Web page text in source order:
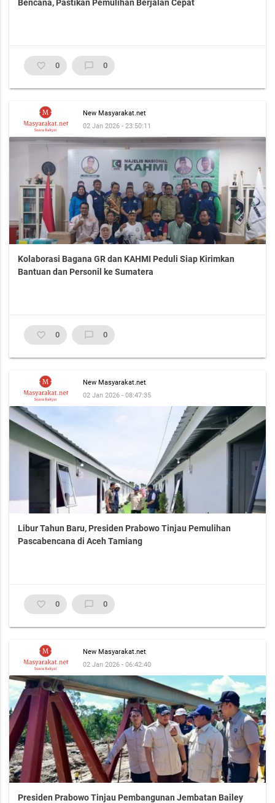
Bencana, Pastikan Pemulihan Berjalan Cepat
favorite_border 0 chat_bubble_outline 0
New Masyarakat.net
02 Jan 2026 - 23:50:11
Kolaborasi Bagana GR dan KAHMI Peduli Siap Kirimkan
Bantuan dan Personil ke Sumatera
favorite_border 0 chat_bubble_outline 0
New Masyarakat.net
02 Jan 2026 - 08:47:35
Libur Tahun Baru, Presiden Prabowo Tinjau Pemulihan
Pascabencana di Aceh Tamiang
favorite_border 0 chat_bubble_outline 0
New Masyarakat.net
02 Jan 2026 - 06:42:40
Presiden Prabowo Tinjau Pembangunan Jembatan Bailey